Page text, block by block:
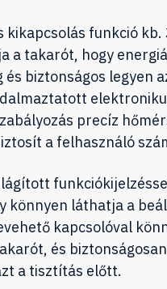
kikapcsolás funkció kb.
a takarót, hogy
biztonságos legyen
precíz
a felhasználó
könnyen láthatja a
kapcsolóval
és biztonságosan
a tisztítás előtt.